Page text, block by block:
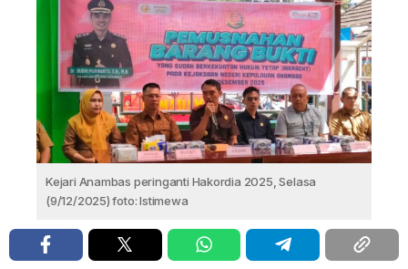
Kejari Anambas peringanti Hakordia 2025, Selasa
(9/12/2025) foto: Istimewa